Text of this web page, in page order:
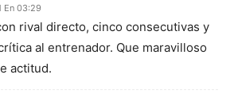
En 03:29
rival directo, cinco consecutivas y
al entrenador. Que maravilloso
actitud.